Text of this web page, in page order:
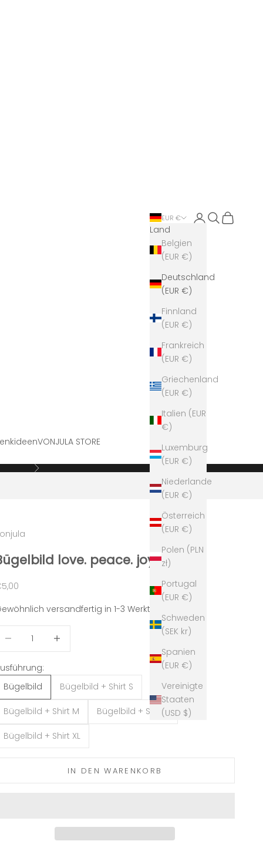
VONJULA STORE
EUR €
Land
Belgien
(EUR €)
Deutschland
(EUR €)
Finnland
(EUR €)
Frankreich
(EUR €)
Griechenland
(EUR €)
Italien (EUR
€)
Luxemburg
(EUR €)
Niederlande
(EUR €)
Österreich
(EUR €)
Polen (PLN
zł)
Portugal
(EUR €)
Schweden
(SEK kr)
Spanien
(EUR €)
Vereinigte
Staaten
(USD $)
Anmelden
Suchen
Vor
love. peace. joy. Weiß
versandfertig in 1-3 Werktagen
Bügelbild
Bügelbild + Shirt S
Bügelbild + Shirt M Bügelbild + Shirt L
Bügelbild + Shirt XL
IN DEN WARENKORB